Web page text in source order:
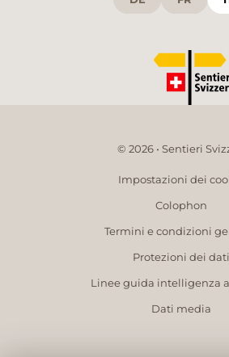
© 2026 • Sentieri
Impostazioni dei
Colophon
Termini e condizioni
Protezioni dei dati
Linee guida intelligenza
Dati media